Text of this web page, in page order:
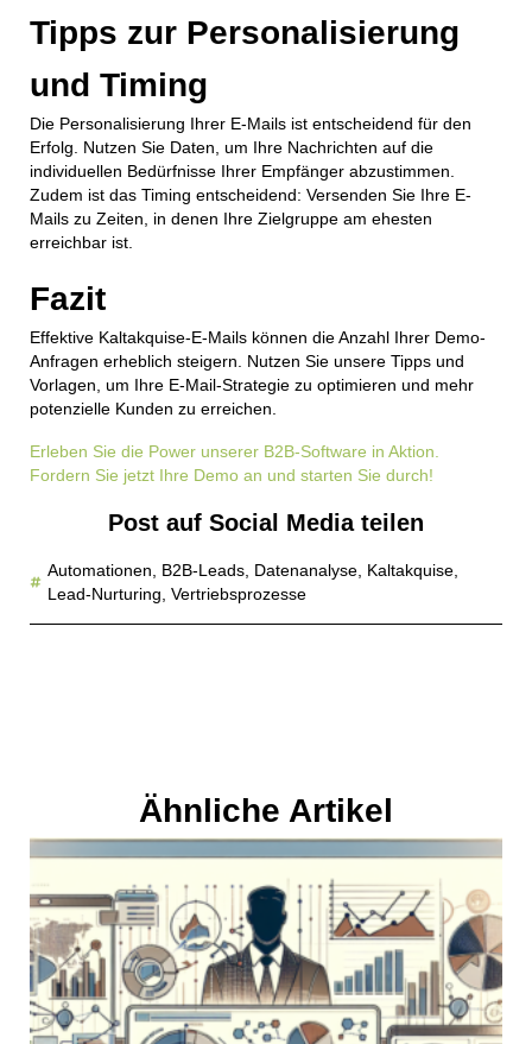
Tipps zur Personalisierung
und Timing
Die Personalisierung Ihrer E-Mails ist entscheidend für den
Erfolg. Nutzen Sie Daten, um Ihre Nachrichten auf die
individuellen Bedürfnisse Ihrer Empfänger abzustimmen.
Zudem ist das Timing entscheidend: Versenden Sie Ihre E-
Mails zu Zeiten, in denen Ihre Zielgruppe am ehesten
erreichbar ist.
Fazit
Effektive Kaltakquise-E-Mails können die Anzahl Ihrer Demo-
Anfragen erheblich steigern. Nutzen Sie unsere Tipps und
Vorlagen, um Ihre E-Mail-Strategie zu optimieren und mehr
potenzielle Kunden zu erreichen.
Erleben Sie die Power unserer B2B-Software in Aktion.
Fordern Sie jetzt Ihre Demo an und starten Sie durch!
Post auf Social Media teilen
Automationen, B2B-Leads, Datenanalyse, Kaltakquise,
Lead-Nurturing, Vertriebsprozesse
Ähnliche Artikel